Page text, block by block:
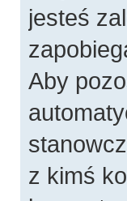
jesteś
Aby
z kimś